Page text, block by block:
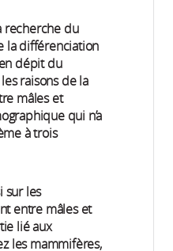
recherche du
la différenciation
dépit du
raisons de la
mâles et
qui n’a
à trois
sur les
entre mâles et
lié aux
les mammifères,